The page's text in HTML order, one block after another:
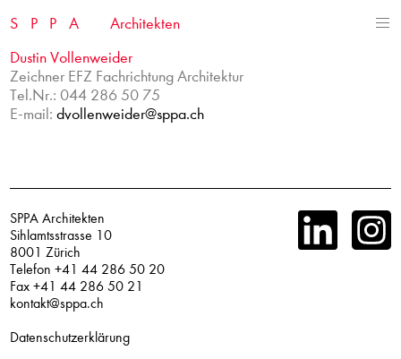
SPPA
Architekten
Dustin Vollenweider
Zeichner EFZ Fachrichtung Architektur
Tel.Nr.: 044 286 50 75
E-mail:dvollenweider@sppa.ch
SPPA Architekten
Sihlamtsstrasse 10
8001 Zürich
Telefon +41 44 286 50 20
Fax +41 44 286 50 21
kontakt@sppa.ch
Datenschutzerklärung